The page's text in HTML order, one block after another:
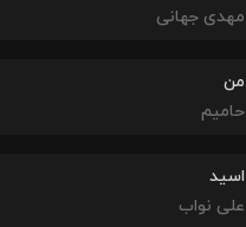
مهدی جهانی
من
حامیم
اسید
علی نواب